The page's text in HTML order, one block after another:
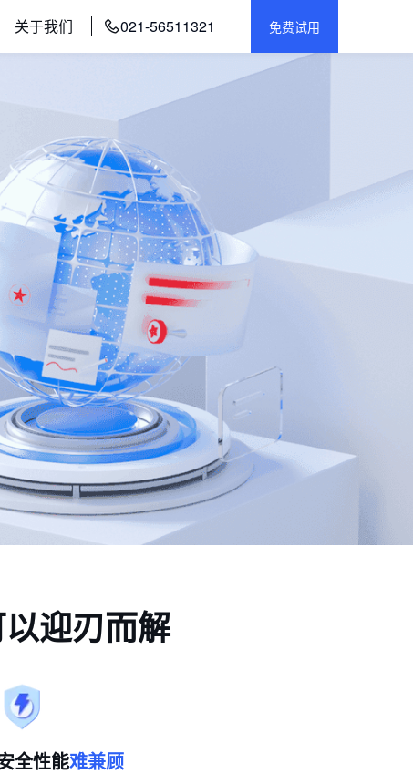
关于我们 021-56511321 免费试用
迎刃而解
全性能难兼顾